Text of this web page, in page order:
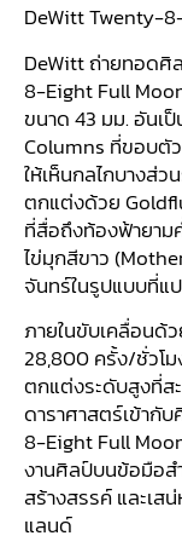
DeWitt Twenty-
DeWitt ถ่ายทอดศิ
8-Eight Full
ขนาด 43 มม. อัน
Columns ที่ขอบตั
ให้เห็นกลไกบางส่
ตกแต่งด้วย
ที่สื่อถึงท้องฟ้ายาม
ไข่มุกสีขาว
จันทร์ในรูปแบบที่แ
ภายในขับเคลื่อนด้
28,800 ครั้ง/ชั่วโ
ตกแต่งระดับสูงที่ส
ดาราศาสตร์เข้ากั
8-Eight Full
งานศิลป์บนข้อมือส
สร้างสรรค์ และเส
แลนด์